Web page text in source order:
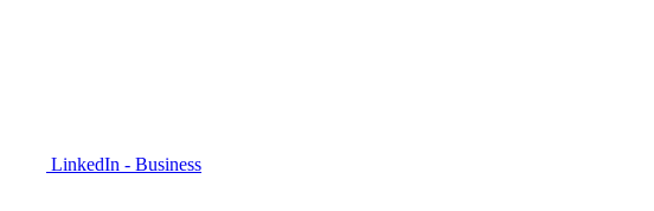
LinkedIn - Business